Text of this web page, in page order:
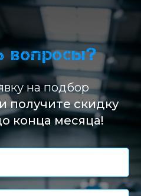
вопросы?
на подбор
и получите скидку
конца месяца!